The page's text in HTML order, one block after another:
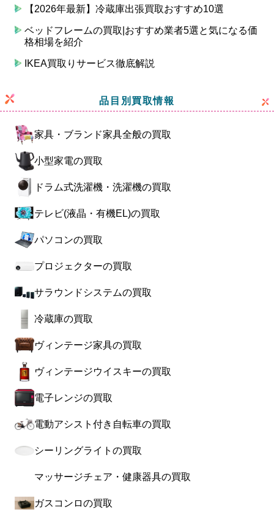
【2026年最新】冷蔵庫出張買取おすすめ10選
ベッドフレームの買取|おすすめ業者5選と気になる価
格相場を紹介
IKEA買取りサービス徹底解説
品目別買取情報
家具・ブランド家具全般の買取
小型家電の買取
ドラム式洗濯機・洗濯機の買取
テレビ(液晶・有機EL)の買取
パソコンの買取
プロジェクターの買取
サラウンドシステムの買取
冷蔵庫の買取
ヴィンテージ家具の買取
ヴィンテージウイスキーの買取
電子レンジの買取
電動アシスト付き自転車の買取
シーリングライトの買取
マッサージチェア・健康器具の買取
ガスコンロの買取